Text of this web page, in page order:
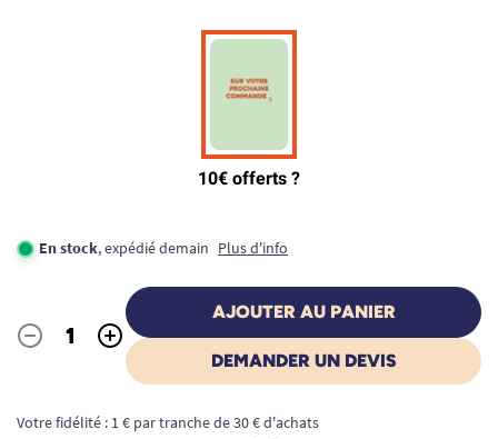
En stock, expédié demain Plus d'info
Quantité
- +
AJOUTER AU PANIER
DEMANDER UN DEVIS
Votre fidélité : 1 € par tranche de 30 € d'achats